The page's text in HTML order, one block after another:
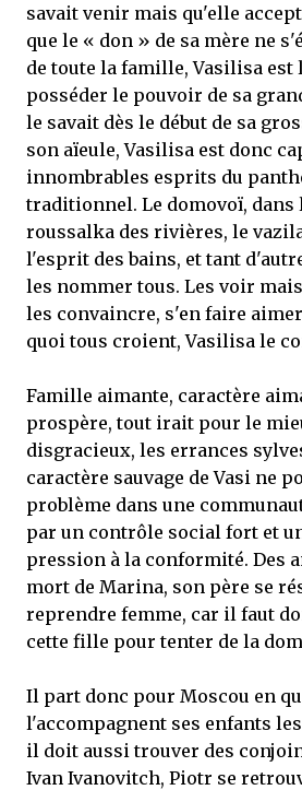
savait venir mais qu'elle
que le « don » de sa mère ne
de toute la famille, Vasilisa est
posséder le pouvoir de sa
le savait dès le début de sa
son aïeule, Vasilisa est donc
innombrables esprits du
traditionnel. Le domovoï, dans
roussalka des rivières, le
l'esprit des bains, et tant
les nommer tous. Les voir
les convaincre, s'en faire
quoi tous croient, Vasilisa le
Famille aimante, caractère
prospère, tout irait pour le
disgracieux, les errances
caractère sauvage de Vasi ne
problème dans une
par un contrôle social fort et
pression à la conformité. Des
mort de Marina, son père se
reprendre femme, car il faut
cette fille pour tenter de la
Il part donc pour Moscou en
l'accompagnent ses enfants
il doit aussi trouver des
Ivan Ivanovitch, Piotr se